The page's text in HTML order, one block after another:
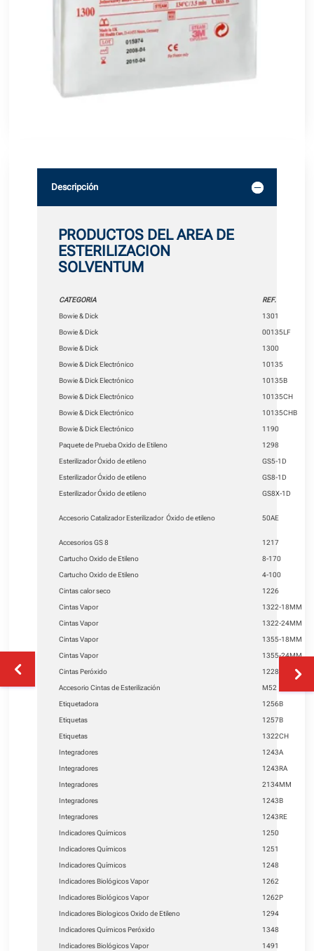
Descripción
PRODUCTOS DEL AREA DE
ESTERILIZACION
SOLVENTUM
CATEGORIA REF.
Bowie & Dick 1301
Bowie & Dick 00135LF
Bowie & Dick 1300
Bowie & Dick Electrónico 10135
Bowie & Dick Electrónico 10135B
Bowie & Dick Electrónico 10135CH
Bowie & Dick Electrónico 10135CHB
Bowie & Dick Electrónico 1190
Paquete de Prueba Oxido de Etileno 1298
Esterilizador Óxido de etileno GS5-1D
Esterilizador Óxido de etileno GS8-1D
Esterilizador Óxido de etileno GS8X-1D
Accesorio Catalizador Esterilizador Óxido de etileno 50AE
Accesorios GS 8 1217
Cartucho Oxido de Etileno 8-170
Cartucho Oxido de Etileno 4-100
Cintas calor seco 1226
Cintas Vapor 1322-18MM
Cintas Vapor 1322-24MM
Cintas Vapor 1355-18MM
Cintas Vapor 1355-24MM
Cintas Peróxido 1228
Accesorio Cintas de Esterilización M52
Etiquetadora 1256B
Etiquetas 1257B
Etiquetas 1322CH
Integradores 1243A
Integradores 1243RA
Integradores 2134MM
Integradores 1243B
Integradores 1243RE
Indicadores Químicos 1250
Indicadores Químicos 1251
Indicadores Químicos 1248
Indicadores Biológicos Vapor 1262
Indicadores Biológicos Vapor 1262P
Indicadores Biologicos Oxido de Etileno 1294
Indicadores Químicos Peróxido 1348
Indicadores Biológicos Vapor 1491